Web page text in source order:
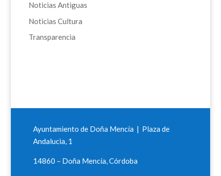
Noticias Antiguas
Noticias Cultura
Transparencia
Ayuntamiento de Doña Mencía | Plaza de
Andalucia, 1
14860 – Doña Mencía, Córdoba